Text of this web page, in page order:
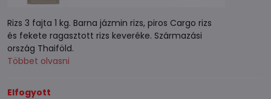
Rizs 3 fajta 1 kg. Barna jázmin rizs, piros Cargo rizs
és fekete ragasztott rizs keveréke. Származási
ország Thaiföld.
Többet olvasni
Elfogyott